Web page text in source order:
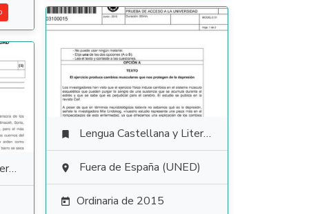
 Lengua Castellana y Literatura
 Fuera de España (UNED)
 Ordinaria de 2015